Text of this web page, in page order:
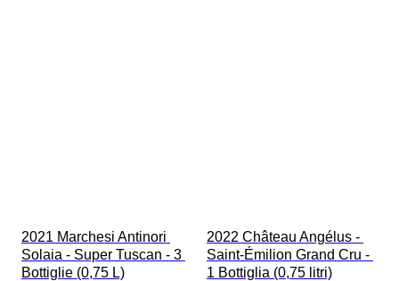
2021 Marchesi Antinori
Solaia - Super Tuscan - 3
Bottiglie (0,75 L)
2022 Château Angélus -
Saint-Émilion Grand Cru -
1 Bottiglia (0,75 litri)